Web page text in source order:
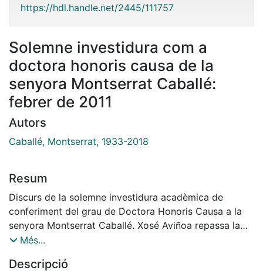
https://hdl.handle.net/2445/111757
Solemne investidura com a
doctora honoris causa de la
senyora Montserrat Caballé:
febrer de 2011
Autors
Caballé, Montserrat, 1933-2018
Resum
Discurs de la solemne investidura acadèmica de
conferiment del grau de Doctora Honoris Causa a la
senyora Montserrat Caballé. Xosé Aviñoa repassa la
trajectòria de l'artista catalana, bo i posant èmfasi en
que ha despertat l'admiració de crítica i públic d'arreu
Més...
Descripció